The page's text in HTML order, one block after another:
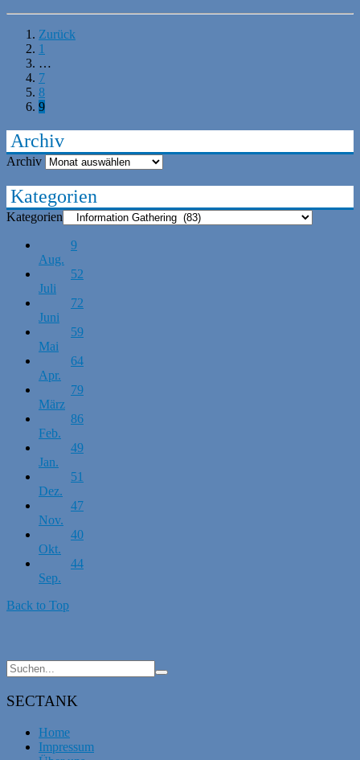
Zurück
1
…
7
8
9
Archiv
Archiv
Kategorien
Kategorien
9
Aug.
52
Juli
72
Juni
59
Mai
64
Apr.
79
März
86
Feb.
49
Jan.
51
Dez.
47
Nov.
40
Okt.
44
Sep.
Back to Top
SECTANK
Home
Impressum